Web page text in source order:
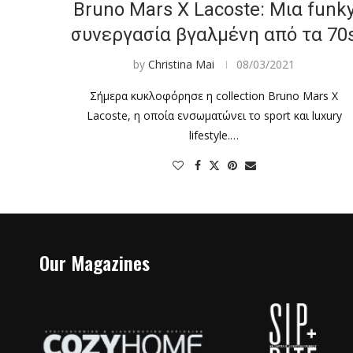
Bruno Mars X Lacoste: Μια
συνεργασία βγαλμένη από τα
byChristina Mai 08/03/2021
Σήμερα κυκλοφόρησε η collection Bruno Mars X
Lacoste, η οποία ενσωματώνει το sport και luxury
lifestyle.…
Our Magazines